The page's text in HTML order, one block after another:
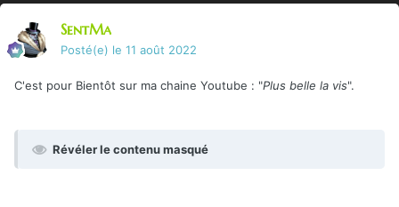
SentMa
Posté(e) le 11 août 2022
C'est pour Bientôt sur ma chaine Youtube : "Plus belle la vis".
Révéler le contenu masqué